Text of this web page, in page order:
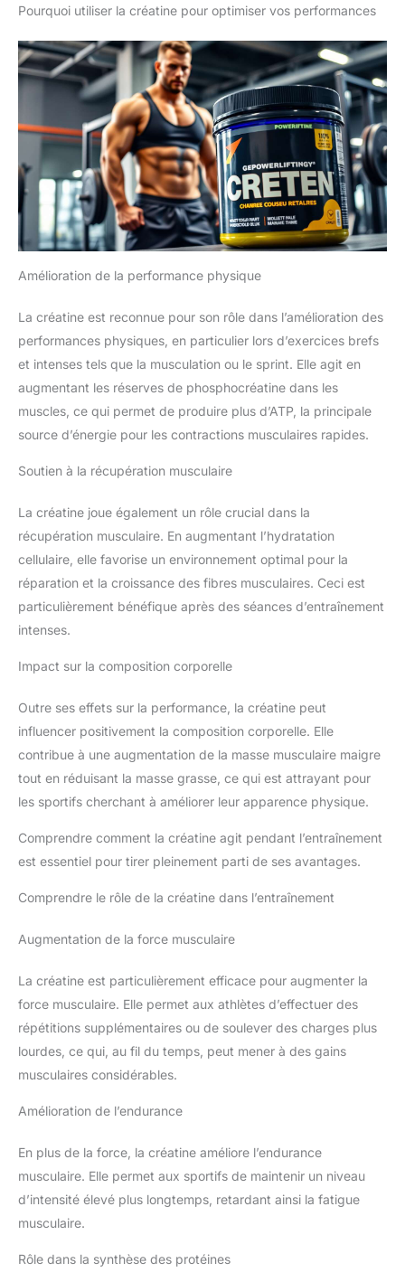
Pourquoi utiliser la créatine pour optimiser vos performances
Amélioration de la performance physique
La créatine est reconnue pour son rôle dans l’amélioration des
performances physiques, en particulier lors d’exercices brefs
et intenses tels que la musculation ou le sprint. Elle agit en
augmentant les réserves de phosphocréatine dans les
muscles, ce qui permet de produire plus d’ATP, la principale
source d’énergie pour les contractions musculaires rapides.
Soutien à la récupération musculaire
La créatine joue également un rôle crucial dans la
récupération musculaire. En augmentant l’hydratation
cellulaire, elle favorise un environnement optimal pour la
réparation et la croissance des fibres musculaires. Ceci est
particulièrement bénéfique après des séances d’entraînement
intenses.
Impact sur la composition corporelle
Outre ses effets sur la performance, la créatine peut
influencer positivement la composition corporelle. Elle
contribue à une augmentation de la masse musculaire maigre
tout en réduisant la masse grasse, ce qui est attrayant pour
les sportifs cherchant à améliorer leur apparence physique.
Comprendre comment la créatine agit pendant l’entraînement
est essentiel pour tirer pleinement parti de ses avantages.
Comprendre le rôle de la créatine dans l’entraînement
Augmentation de la force musculaire
La créatine est particulièrement efficace pour augmenter la
force musculaire. Elle permet aux athlètes d’effectuer des
répétitions supplémentaires ou de soulever des charges plus
lourdes, ce qui, au fil du temps, peut mener à des gains
musculaires considérables.
Amélioration de l’endurance
En plus de la force, la créatine améliore l’endurance
musculaire. Elle permet aux sportifs de maintenir un niveau
d’intensité élevé plus longtemps, retardant ainsi la fatigue
musculaire.
Rôle dans la synthèse des protéines